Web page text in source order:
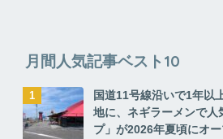
月間人気記事ベスト10
国道11号線沿いで1年以
地に、ネギラーメンで人
プ」が2026年夏頃にオー